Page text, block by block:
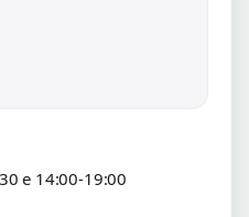
e 14:00-19:00